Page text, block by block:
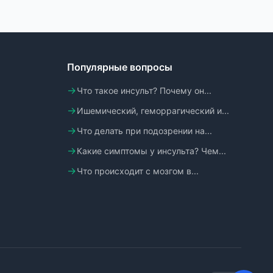
Популярные вопросы
Что такое инсульт? Почему он...
Ишемический, геморрагический и...
Что делать при подозрении на...
Какие симптомы у инсульта? Чем...
Что происходит с мозгом в...